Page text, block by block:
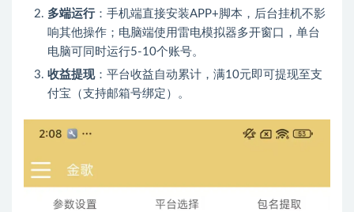
多端运行：手机端直接安装APP+脚本，后台挂机不影
响其他操作；电脑端使用雷电模拟器多开窗口，单台
电脑可同时运行5-10个账号。
收益提现：平台收益自动累计，满10元即可提现至支
付宝（支持邮箱号绑定）。